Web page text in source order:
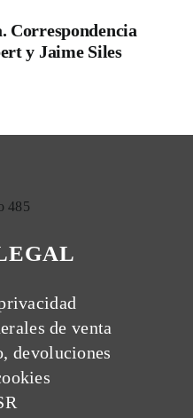
Correspondencia
y Jaime Siles
de venta
devoluciones